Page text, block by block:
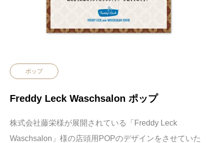
ポップ
Freddy Leck Waschsalon ポップ
株式会社藤栄様が展開されている「 Freddy Leck
Waschsalon」様の店頭用POPのデザインをさせていた